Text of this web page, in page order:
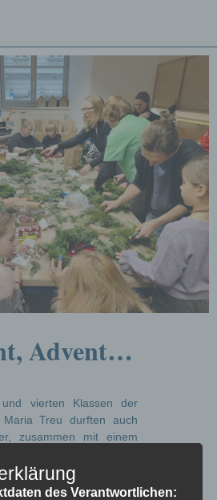
Advent…
vierten Klassen der
Maria Treu durften auch
zusammen mit einem
binden. Mit viel Freude
die verschiedenen
des Verantwortlichen: